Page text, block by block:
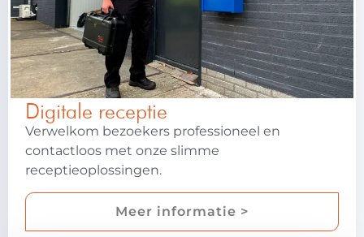
Digitale receptie
Verwelkom bezoekers professioneel en
contactloos met onze slimme
receptieoplossingen.
Meer informatie >